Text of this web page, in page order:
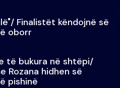
Finalistët këndojnë së
oborr
të bukura në shtëpi/
Rozana hidhen së
pishinë